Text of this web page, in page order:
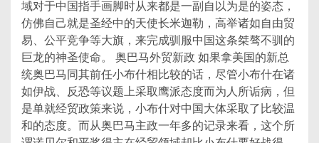
域对于中国指手画脚时从来都是一副自以为是的姿态，
仿佛自己就是圣经中的天使长米迦勒，高举诸如自由贸
易、公平竞争等大旗，来完成驯服中国这条桀骜不驯的
巨龙的神圣使命。 奥巴马外贸新政 如果拿美国的新总
统奥巴马同其前任小布什相比较的话，尽管小布什在诸
如伊战、反恐等议题上采取鹰派态度而为人所诟病，但
是单就经贸政策来说，小布什对中国大体采取了比较温
和的态度。而从奥巴马主政一年多的记录来看，这个所